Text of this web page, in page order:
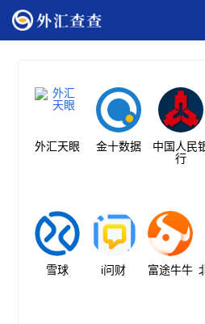
外汇天眼 金十数据
中国人民
行
雪球 i问财 富途牛牛